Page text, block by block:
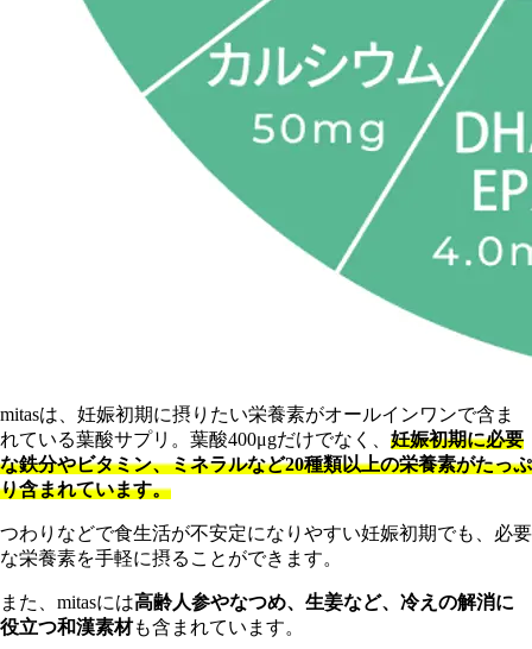
mitasは、妊娠初期に摂りたい栄養素がオールインワンで含ま
れている葉酸サプリ。葉酸400μgだけでなく、 妊娠初期に必要
な鉄分やビタミン、ミネラルなど20種類以上の栄養素がたっぷ
り含まれています。
つわりなどで食生活が不安定になりやすい妊娠初期でも、必要
な栄養素を手軽に摂ることができます。
ま た、mitasには高齢人参やなつめ、生姜など、冷えの解消に
役立つ和漢素材も含まれています。